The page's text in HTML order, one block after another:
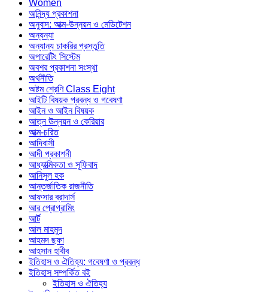
Women
অনিন্দ্য প্রকাশনা
অনুবাদ: আত্ম-উন্নয়ন ও মেডিটেশন
অন্যন্যা
অন্যান্য চাকরির প্রস্তুতি
অপারেটিং সিস্টেম
অবশর প্রকাশনা সংস্থা
অর্থনীতি
অষ্টম শ্রেণি Class Eight
আইটি বিষয়ক প্রবন্ধ ও গবেষণা
আইন ও আইন বিষয়ক
আত্ন ঊন্নয়ন ও কেরিয়ার
আত্ম-চরিত
আদিবাসী
আদী প্রকাশনী
আধ্যাত্মিকতা ও সূফিবাদ
আনিসুল হক
আন্তর্জাতিক রাজনীতি
আফসার ব্রাদার্স
আর প্রোগ্রামিং
আর্ট
আল মাহমুদ
আহমদ ছফা
আহসান হাবীব
ইতিহাস ও ঐতিহ্য: গবেষণা ও প্রবন্ধ
ইতিহাস সম্পর্কিত বই
ইতিহাস ও ঐতিহ্য